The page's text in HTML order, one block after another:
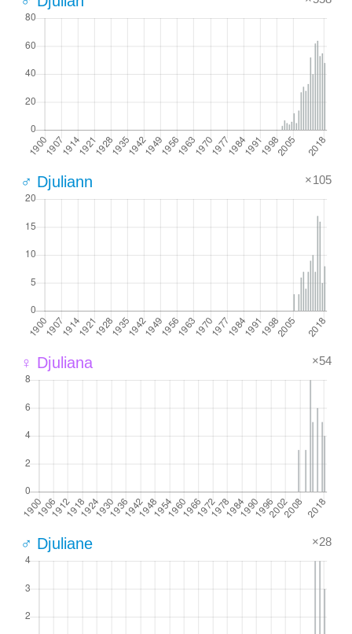
♂ Djuliann ×105
♀ Djuliana ×54
♂ Djuliane ×28